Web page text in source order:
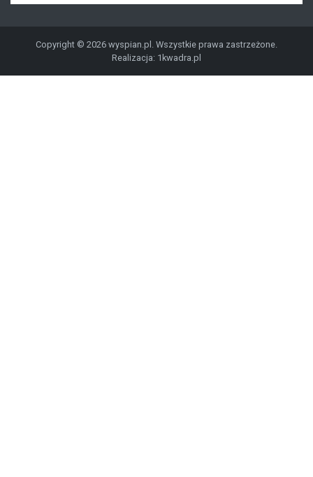
Copyright © 2026 wyspian.pl. Wszystkie prawa zastrzeżone.
Realizacja: 1kwadra.pl